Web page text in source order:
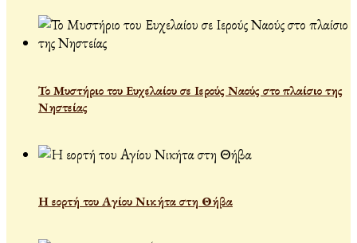
Το Μυστήριο του Ευχελαίου σε Ιερούς Ναούς στο πλαίσιο της
Νηστείας
Η εορτή του Αγίου Νικήτα στη Θήβα